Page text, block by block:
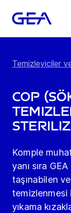
Temizleyiciler
COP
Komple
yanı sıra
taşınabilen
temizlenmesi
yıkama